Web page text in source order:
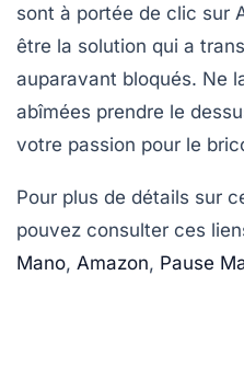
sont à portée de clic sur
être la solution qui a
auparavant bloqués. Ne
abîmées prendre le
votre passion pour le
Pour plus de détails sur
pouvez consulter ces
Mano, Amazon, Pause